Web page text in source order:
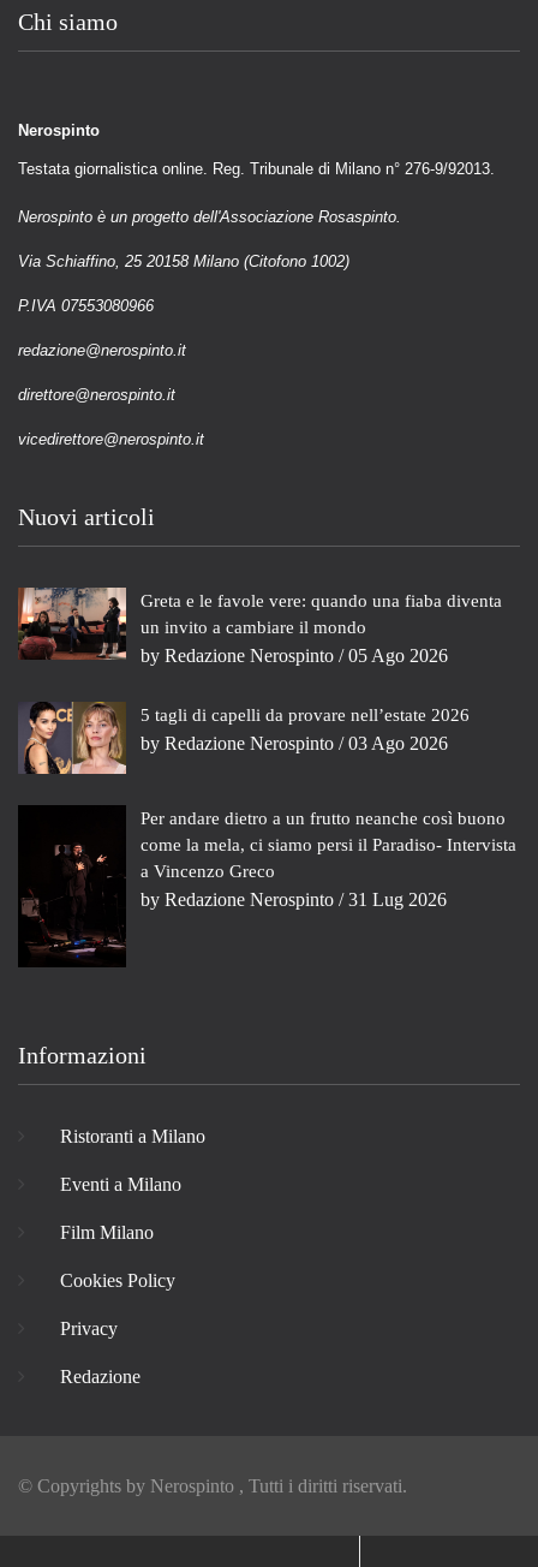
Chi siamo
Nerospinto
Testata giornalistica online. Reg. Tribunale di Milano n° 276-9/92013.
Nerospinto è un progetto dell'Associazione Rosaspinto.
Via Schiaffino, 25 20158 Milano (Citofono 1002)
P.IVA 07553080966
redazione@nerospinto.it
direttore@nerospinto.it
vicedirettore@nerospinto.it
Nuovi articoli
Greta e le favole vere: quando una fiaba diventa
un invito a cambiare il mondo
by Redazione Nerospinto / 05 Ago 2026
5 tagli di capelli da provare nell’estate 2026
by Redazione Nerospinto / 03 Ago 2026
Per andare dietro a un frutto neanche così buono
come la mela, ci siamo persi il Paradiso- Intervista
a Vincenzo Greco
by Redazione Nerospinto / 31 Lug 2026
Informazioni
Ristoranti a Milano
Eventi a Milano
Film Milano
Cookies Policy
Privacy
Redazione
© Copyrights by Nerospinto , Tutti i diritti riservati.